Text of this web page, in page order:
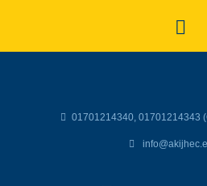
01701214340, 01701214343